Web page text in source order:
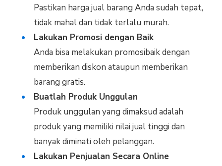
Pastikan harga jual barang Anda sudah tepat,
tidak mahal dan tidak terlalu murah.
Lakukan Promosi dengan Baik
Anda bisa melakukan promosibaik dengan
memberikan diskon ataupun memberikan
barang gratis.
Buatlah Produk Unggulan
Produk unggulan yang dimaksud adalah
produk yang memiliki nilai jual tinggi dan
banyak diminati oleh pelanggan.
Lakukan Penjualan Secara Online